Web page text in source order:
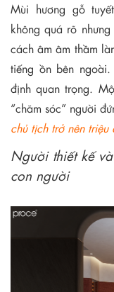
Mùi hương gỗ
không quá rõ
cách âm âm thầm
tiếng ồn bên
định quan trọng.
“chăm sóc” người
chủ tịch trở nên triệu
Người thiết kế
con người